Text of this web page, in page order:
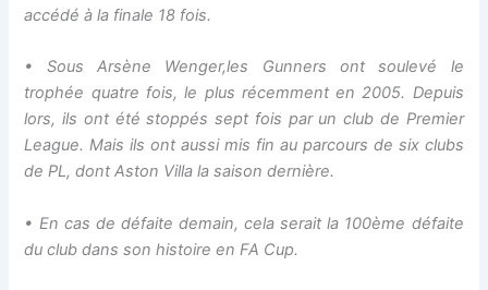
accédé à la finale 18 fois.
• Sous Arsène Wenger,les Gunners ont soulevé le
trophée quatre fois, le plus récemment en 2005. Depuis
lors, ils ont été stoppés sept fois par un club de Premier
League. Mais ils ont aussi mis fin au parcours de six clubs
de PL, dont Aston Villa la saison dernière.
• En cas de défaite demain, cela serait la 100ème défaite
du club dans son histoire en FA Cup.